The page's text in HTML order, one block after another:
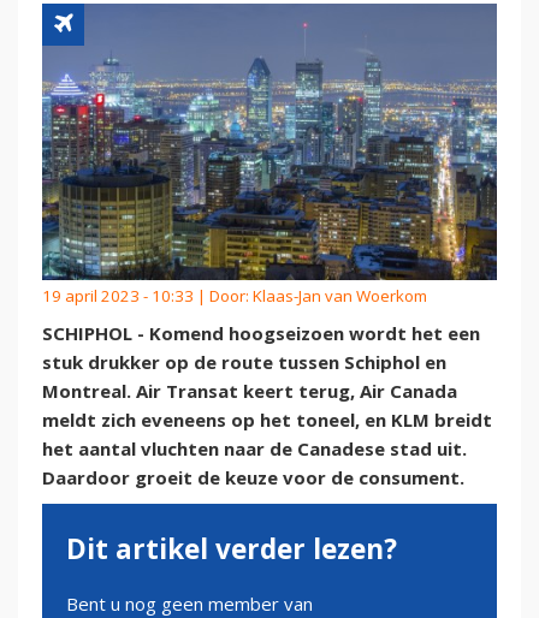
19 april 2023 - 10:33 | Door: Klaas-Jan van Woerkom
SCHIPHOL - Komend hoogseizoen wordt het een
stuk drukker op de route tussen Schiphol en
Montreal. Air Transat keert terug, Air Canada
meldt zich eveneens op het toneel, en KLM breidt
het aantal vluchten naar de Canadese stad uit.
Daardoor groeit de keuze voor de consument.
Dit artikel verder lezen?
Bent u nog geen member van